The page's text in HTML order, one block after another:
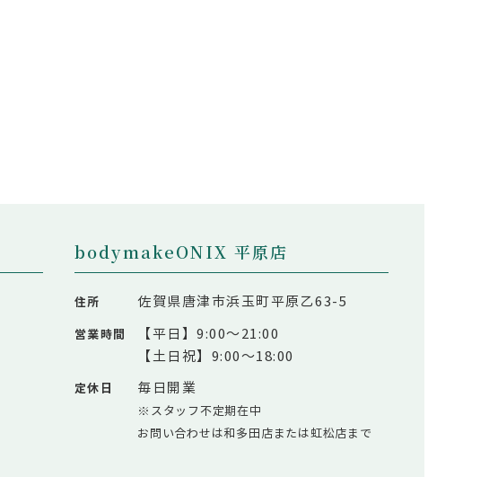
bodymakeONIX 平原店
住所 佐賀県唐津市浜玉町平原乙63-5
営業時間
【平日】9:00～21:00
【土日祝】9:00～18:00
定休日 毎日開業
※スタッフ不定期在中
お問い合わせは和多田店または虹松店まで